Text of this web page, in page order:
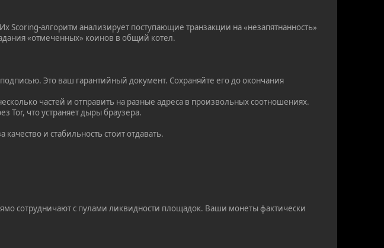
алгоритм анализирует поступающие транзакции на «незапятнанность»
«отмеченных» коинов в общий котел.
Это ваш гарантийный документ. Сохраняйте его до окончания
частей и отправить на разные адреса в произвольных соотношениях.
Tor, что устраняет дыры браузера.
и стабильность стоит отдавать.
сотрудничают с пулами ликвидности площадок. Ваши монеты фактически